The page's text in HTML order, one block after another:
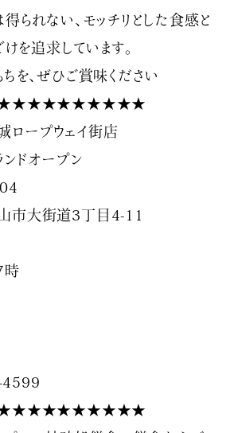
られない、モッチリとした食感と⁡
けを追求しています。⁡
を、ぜひご賞味ください
ープウェイ街店
ドオープン
大街道3丁目4-11